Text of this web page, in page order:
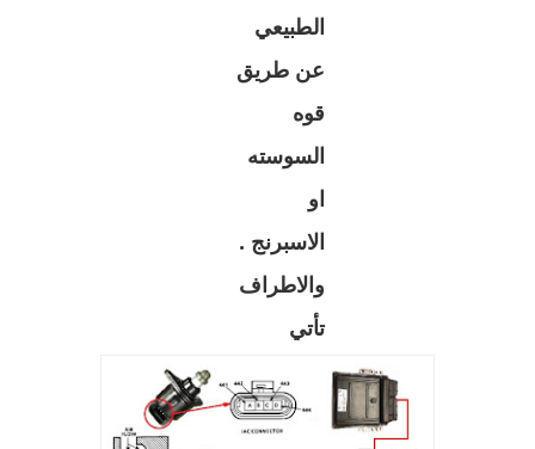
الطبيعي
عن طريق
قوه
السوسته
او
الاسبرنج .
والاطراف
تأتي